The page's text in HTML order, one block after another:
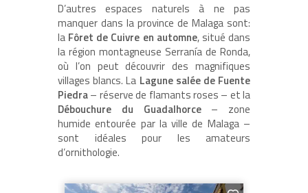
D’autres espaces naturels à ne pas
manquer dans la province de Malaga sont:
la Fôret de Cuivre en automne, situé dans
la région montagneuse Serranía de Ronda,
où l’on peut découvrir des magnifiques
villages blancs. La Lagune salée de Fuente
Piedra– réserve de flamants roses – et la
Débouchure du Guadalhorce– zone
humide entourée par la ville de Malaga –
sont idéales pour les amateurs
d’ornithologie.